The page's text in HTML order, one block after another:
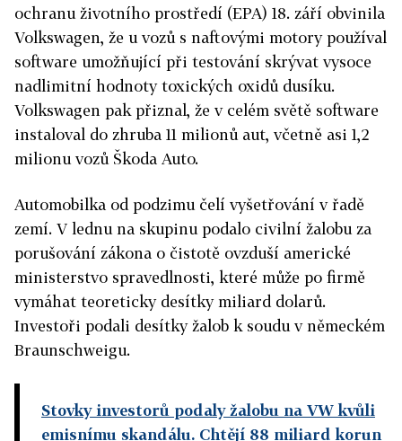
ochranu životního prostředí (EPA) 18. září obvinila
Volkswagen, že u vozů s naftovými motory používal
software umožňující při testování skrývat vysoce
nadlimitní hodnoty toxických oxidů dusíku.
Volkswagen pak přiznal, že v celém světě software
instaloval do zhruba 11 milionů aut, včetně asi 1,2
milionu vozů Škoda Auto.
Automobilka od podzimu čelí vyšetřování v řadě
zemí. V lednu na skupinu podalo civilní žalobu za
porušování zákona o čistotě ovzduší americké
ministerstvo spravedlnosti, které může po firmě
vymáhat teoreticky desítky miliard dolarů.
Investoři podali desítky žalob k soudu v německém
Braunschweigu.
Stovky investorů podaly žalobu na VW kvůli
emisnímu skandálu. Chtějí 88 miliard korun